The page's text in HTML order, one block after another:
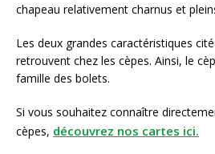
chapeau relativement charnus et
Les deux grandes caractéristiques
retrouvent chez les cèpes. Ainsi, le
famille des bolets.
Si vous souhaitez connaître
cèpes, découvrez nos cartes ici.